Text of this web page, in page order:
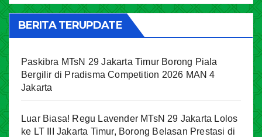
BERITA TERUPDATE
Paskibra MTsN 29 Jakarta Timur Borong Piala
Bergilir di Pradisma Competition 2026 MAN 4
Jakarta
Luar Biasa! Regu Lavender MTsN 29 Jakarta Lolos
ke LT III Jakarta Timur, Borong Belasan Prestasi di